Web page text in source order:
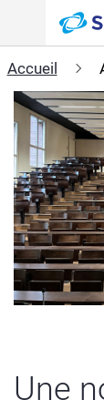
Accueil
Une